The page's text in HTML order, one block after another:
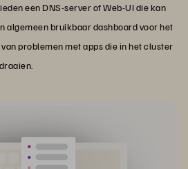
een DNS-server of Web-UI die kan
algemeen bruikbaar dashboard voor het
problemen met apps die in het cluster